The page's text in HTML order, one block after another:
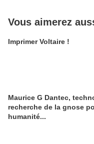
Vous aimerez
Imprimer Voltaire !
Maurice G Dantec,
recherche de la gnose
humanité...